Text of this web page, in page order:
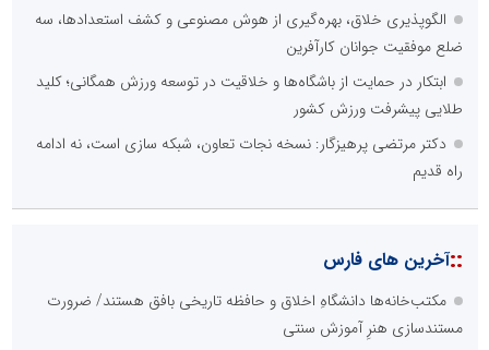
الگوپذیری خلاق، بهره‌گیری از هوش مصنوعی و کشف استعدادها، سه
ضلع موفقیت جوانان کارآفرین
ابتکار در حمایت از باشگاه‌ها و خلاقیت در توسعه ورزش همگانی؛ کلید
طلایی پیشرفت ورزش کشور
دکتر مرتضی پرهیزگار: نسخه نجات تعاون، شبکه سازی است، نه ادامه
راه قدیم
::آخرین های فارس
مکتب‌خانه‌ها دانشگاهِ اخلاق و حافظه تاریخی بافق هستند/ ضرورت
مستندسازی هنرِ آموزش سنتی